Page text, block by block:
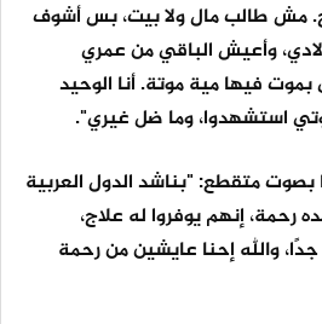
مش طالب مال ولا بيت، بس أشوف
وأعيش الباقي من عمري
فيها مية موتة. أنا الوحيد
استشهدوا، وما ضل غيري".
بصوت متقطع: "بناشد الدول العربية
رحمة، إنهم يوفروا له علاج،
والله إحنا عايشين من رحمة